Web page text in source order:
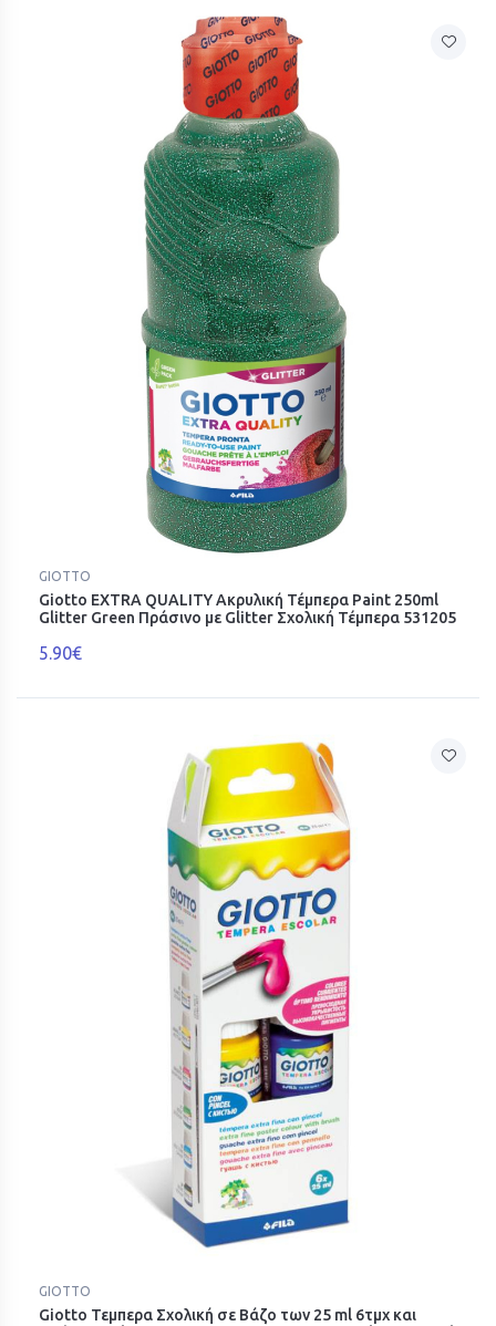
GIOTTO
Giotto EXTRA QUALITY Ακρυλική Τέμπερα Paint 250ml
Glitter Green Πράσινο με Glitter Σχολική Τέμπερα 531205
5.90€
GIOTTO
Giotto Τεμπερα Σχολική σε Βάζο των 25 ml 6τμχ και